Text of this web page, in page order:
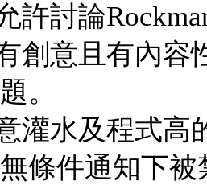
許討論
創意且有內容
。
灌水及程式高
條件通知下被